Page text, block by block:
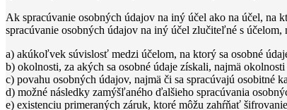
Ak spracúvanie osobných údajov na iný účel ako na účel, na
spracúvanie osobných údajov na iný účel zlučiteľné s
a) akúkoľvek súvislosť medzi účelom, na ktorý sa osobné
b) okolnosti, za akých sa osobné údaje získali, najmä
c) povahu osobných údajov, najmä či sa spracúvajú osobitné
d) možné následky zamýšľaného ďalšieho spracúvania
e) existenciu primeraných záruk, ktoré môžu zahŕňať